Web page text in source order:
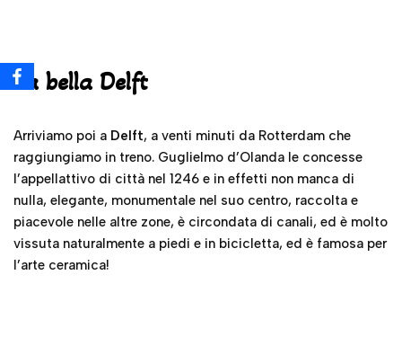
La bella Delft
Arriviamo poi a Delft, a venti minuti da Rotterdam che
raggiungiamo in treno. Guglielmo d’Olanda le concesse
l’appellattivo di città nel 1246 e in effetti non manca di
nulla, elegante, monumentale nel suo centro, raccolta e
piacevole nelle altre zone, è circondata di canali, ed è molto
vissuta naturalmente a piedi e in bicicletta, ed è famosa per
l’arte ceramica!